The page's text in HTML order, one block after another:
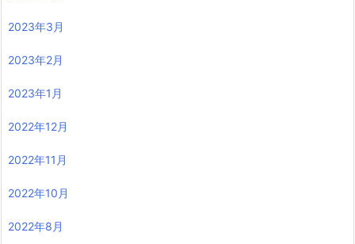
2023年3月
2023年2月
2023年1月
2022年12月
2022年11月
2022年10月
2022年8月